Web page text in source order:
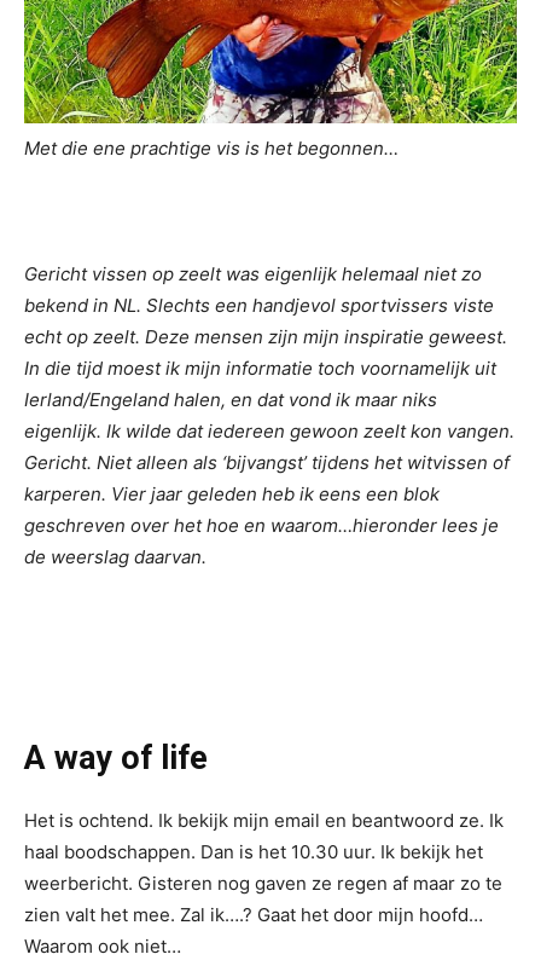
Met die ene prachtige vis is het begonnen…
Gericht vissen op zeelt was eigenlijk helemaal niet zo
bekend in NL. Slechts een handjevol sportvissers viste
echt op zeelt. Deze mensen zijn mijn inspiratie geweest.
In die tijd moest ik mijn informatie toch voornamelijk uit
Ierland/Engeland halen, en dat vond ik maar niks
eigenlijk. Ik wilde dat iedereen gewoon zeelt kon vangen.
Gericht. Niet alleen als ‘bijvangst’ tijdens het witvissen of
karperen. Vier jaar geleden heb ik eens een blok
geschreven over het hoe en waarom…hieronder lees je
de weerslag daarvan.
A way of life
Het is ochtend. Ik bekijk mijn email en beantwoord ze. Ik
haal boodschappen. Dan is het 10.30 uur. Ik bekijk het
weerbericht. Gisteren nog gaven ze regen af maar zo te
zien valt het mee. Zal ik….? Gaat het door mijn hoofd…
Waarom ook niet…